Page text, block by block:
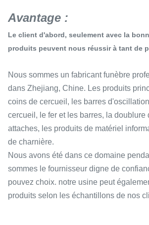
Avantage :
Le client d'abord, seulement avec la
produits peuvent nous réussir à tant de
Nous sommes un fabricant funèbre
dans Zhejiang, Chine. Les produits
coins de cercueil, les barres
cercueil, le fer et les barres, la doublure
attaches, les produits de matériel
de charnière.
Nous avons été dans ce domaine
sommes le fournisseur digne de
pouvez choix. notre usine peut
produits selon les échantillons de nos